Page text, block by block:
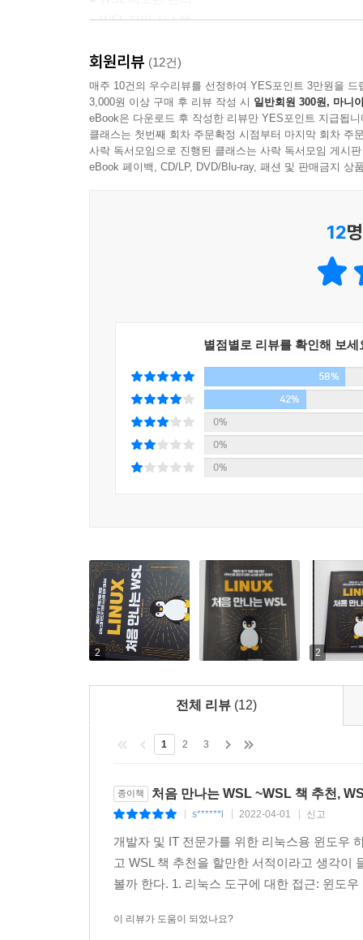
● WSL 파일 시스템
● WSL에서 구축하는 리눅스 개발 환경
● WSL에서 실행하는 리눅스 데스크톱
회원리뷰 (12건)
매주 10건의 우수리뷰를 선정하여 YES포인트 3만원을 드
3,000원 이상 구매 후 리뷰 작성 시 일반회원 300원, 마니
eBook은 다운로드 후 작성한 리뷰만 YES포인트 지급됩니
클래스는 첫번째 회차 주문확정 시점부터 마지막 회차 주
사락 독서모임으로 진행된 클래스는 사락 독서모임 게시
eBook 페이백, CD/LP, DVD/Blu-ray, 패션 및 판매금지 상
12
별점별로 리뷰를 확인해 보세
58%
42%
0%
0%
0%
2 2
전체 리뷰 (12)
1 2 3
종이책 처음 만나는 WSL ~WSL 책 추천,
s******l 2022-04-01 신고
개발자 및 IT 전문가를 위한 리눅스용 윈도우
고 WSL 책 추천을 할만한 서적이라고 생각이
볼까 한다. 1. 리눅스 도구에 대한 접근: 윈도
이 리뷰가 도움이 되었나요?